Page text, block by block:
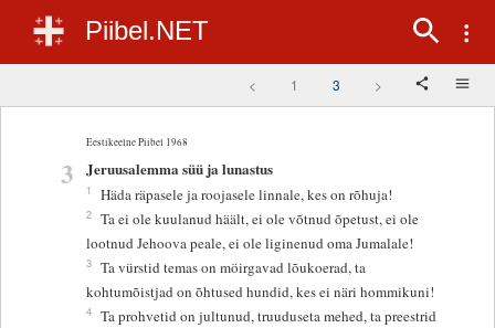
Piibel.NET
< 1 3 >
Eestikeelne Piibel 1968
3 Jeruusalemma süü ja lunastus
1 Häda räpasele ja roojasele linnale, kes on rõhuja!
2 Ta ei ole kuulanud häält, ei ole võtnud õpetust, ei ole
lootnud Jehoova peale, ei ole liginenud oma Jumalale!
3 Ta vürstid temas on möirgavad lõukoerad, ta
kohtumõistjad on õhtused hundid, kes ei näri hommikuni!
4 Ta prohvetid on jultunud, truuduseta mehed, ta preestrid